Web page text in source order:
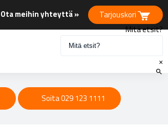
Ota meihin yhteyttä » Tarjouskori
Mitä etsit?
×
Soita 029 123 1111